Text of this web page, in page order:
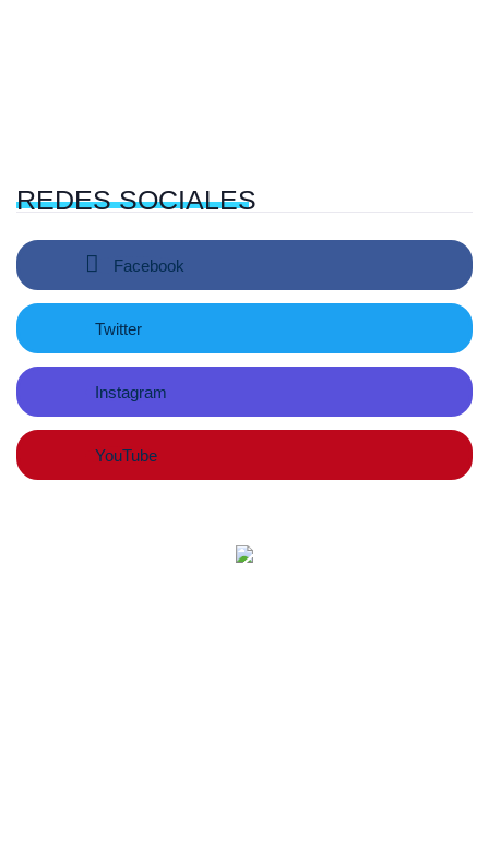
REDESSOCIALES
Facebook
Twitter
Instagram
YouTube